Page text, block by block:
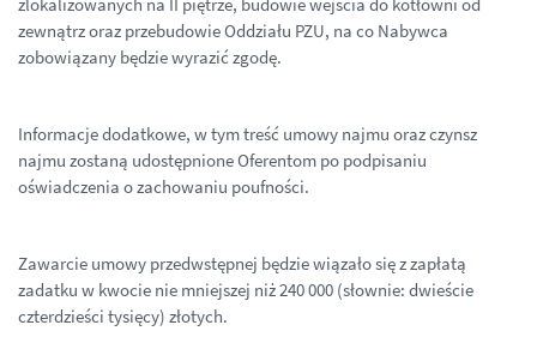
zewnątrz oraz przebudowie Oddziału PZU, na co Nabywca
zobowiązany będzie wyrazić zgodę.
Informacje dodatkowe, w tym treść umowy najmu oraz czynsz
najmu zostaną udostępnione Oferentom po podpisaniu
oświadczenia o zachowaniu poufności.
Zawarcie umowy przedwstępnej będzie wiązało się z zapłatą
zadatku w kwocie nie mniejszej niż 240 000 (słownie: dwieście
czterdzieści tysięcy) złotych.